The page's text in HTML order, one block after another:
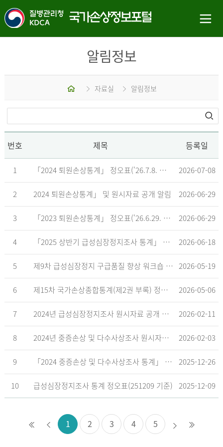
알림정보
홈 자료실 알림정보
번호 제목 등록일
1 「2024 퇴원손상통계」 정오표('26.7.8. 기준) 2026-07-08
2 2024 퇴원손상통계」 및 원시자료 공개 알림 2026-06-29
3 「2023 퇴원손상통계」 정오표('26.6.29. 기준) 2026-06-29
4 「2025 상반기 급성심장정지조사 통계」 공표 2026-06-18
5 제9차 급성심장정지 구급품질 향상 워크숍 개최 안내 2026-05-19
6 제15차 국가손상종합통계(제2권 부록) 정오표('26.5.18. 기준) 2026-05-06
7 2024년 급성심장정지조사 원시자료 공개 알림 2026-02-11
8 2024년 중증손상 및 다수사상조사 원시자료 공개 알림 2026-02-03
9 「2024 중증손상 및 다수사상조사 통계」 공표 2025-12-26
10 급성심장정지조사 통계 정오표(251209 기준) 2025-12-09
1 2 3 4 5